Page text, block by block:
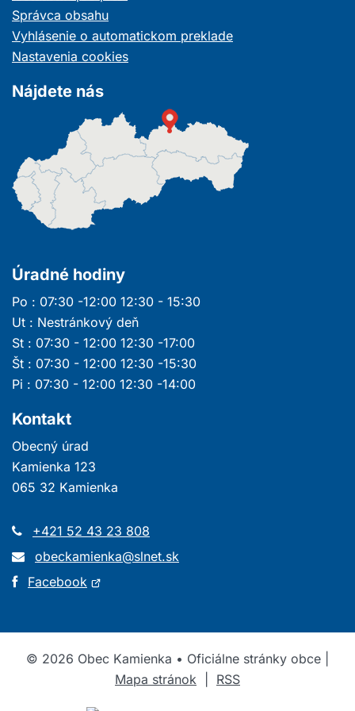
okne
Správca obsahu
Vyhlásenie o automatickom preklade
Nastavenia cookies
Nájdete nás
Úradné hodiny
Po : 07:30 -12:00 12:30 - 15:30
Ut : Nestránkový deň
St : 07:30 - 12:00 12:30 -17:00
Št : 07:30 - 12:00 12:30 -15:30
Pi : 07:30 - 12:00 12:30 -14:00
Kontakt
Obecný úrad
Kamienka 123
065 32 Kamienka
+421 52 43 23 808
obeckamienka@slnet.sk
Facebook Otvorí
okne
© 2026 Obec Kamienka • Oficiálne stránky obce |
Mapa stránok
RSS